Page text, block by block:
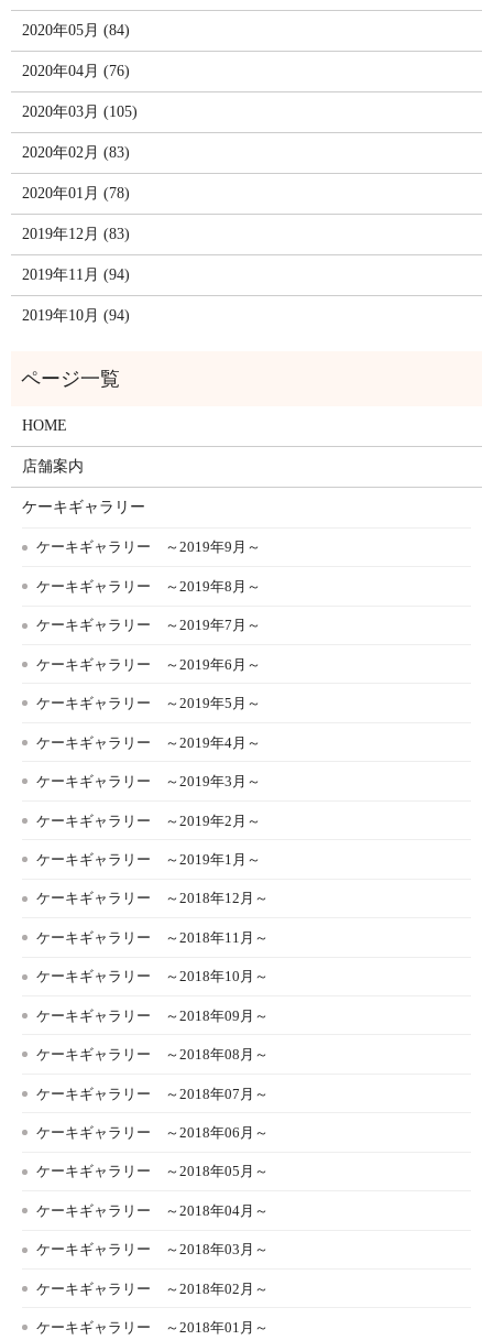
2020年05月 (84)
2020年04月 (76)
2020年03月 (105)
2020年02月 (83)
2020年01月 (78)
2019年12月 (83)
2019年11月 (94)
2019年10月 (94)
HOME
店舗案内
ケーキギャラリー
ケーキギャラリー ～2019年9月～
ケーキギャラリー ～2019年8月～
ケーキギャラリー ～2019年7月～
ケーキギャラリー ～2019年6月～
ケーキギャラリー ～2019年5月～
ケーキギャラリー ～2019年4月～
ケーキギャラリー ～2019年3月～
ケーキギャラリー ～2019年2月～
ケーキギャラリー ～2019年1月～
ケーキギャラリー ～2018年12月～
ケーキギャラリー ～2018年11月～
ケーキギャラリー ～2018年10月～
ケーキギャラリー ～2018年09月～
ケーキギャラリー ～2018年08月～
ケーキギャラリー ～2018年07月～
ケーキギャラリー ～2018年06月～
ケーキギャラリー ～2018年05月～
ケーキギャラリー ～2018年04月～
ケーキギャラリー ～2018年03月～
ケーキギャラリー ～2018年02月～
ケーキギャラリー ～2018年01月～